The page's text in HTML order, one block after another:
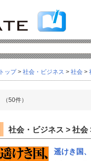
トップ> 社会・ビジネス > 社会 >
（50件）
社会・ビジネス > 社会
遥けき国